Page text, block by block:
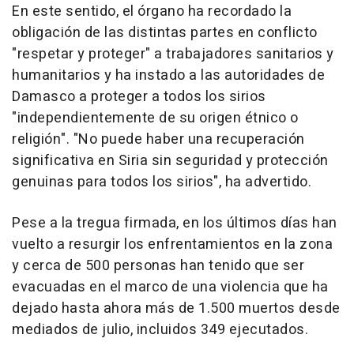
En este sentido, el órgano ha recordado la
obligación de las distintas partes en conflicto
"respetar y proteger" a trabajadores sanitarios y
humanitarios y ha instado a las autoridades de
Damasco a proteger a todos los sirios
"independientemente de su origen étnico o
religión". "No puede haber una recuperación
significativa en Siria sin seguridad y protección
genuinas para todos los sirios", ha advertido.
Pese a la tregua firmada, en los últimos días han
vuelto a resurgir los enfrentamientos en la zona
y cerca de 500 personas han tenido que ser
evacuadas en el marco de una violencia que ha
dejado hasta ahora más de 1.500 muertos desde
mediados de julio, incluidos 349 ejecutados.